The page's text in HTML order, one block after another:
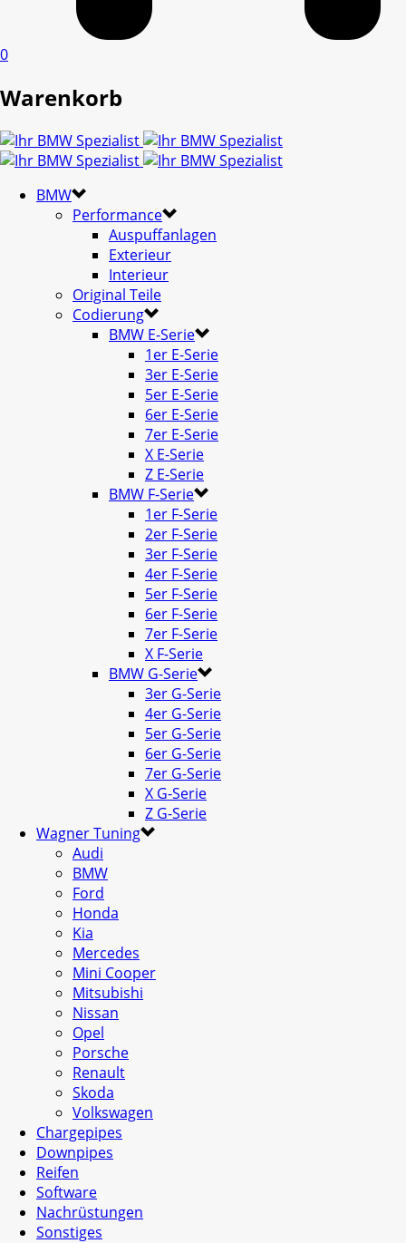
0
Warenkorb
BMW
Performance
Auspuffanlagen
Exterieur
Interieur
Original Teile
Codierung
BMW E-Serie
1er E-Serie
3er E-Serie
5er E-Serie
6er E-Serie
7er E-Serie
X E-Serie
Z E-Serie
BMW F-Serie
1er F-Serie
2er F-Serie
3er F-Serie
4er F-Serie
5er F-Serie
6er F-Serie
7er F-Serie
X F-Serie
BMW G-Serie
3er G-Serie
4er G-Serie
5er G-Serie
6er G-Serie
7er G-Serie
X G-Serie
Z G-Serie
Wagner Tuning
Audi
BMW
Ford
Honda
Kia
Mercedes
Mini Cooper
Mitsubishi
Nissan
Opel
Porsche
Renault
Skoda
Volkswagen
Chargepipes
Downpipes
Reifen
Software
Nachrüstungen
Sonstiges